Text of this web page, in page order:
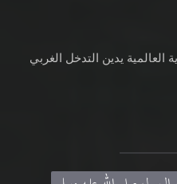
العالمية يدين التدخل الغربي